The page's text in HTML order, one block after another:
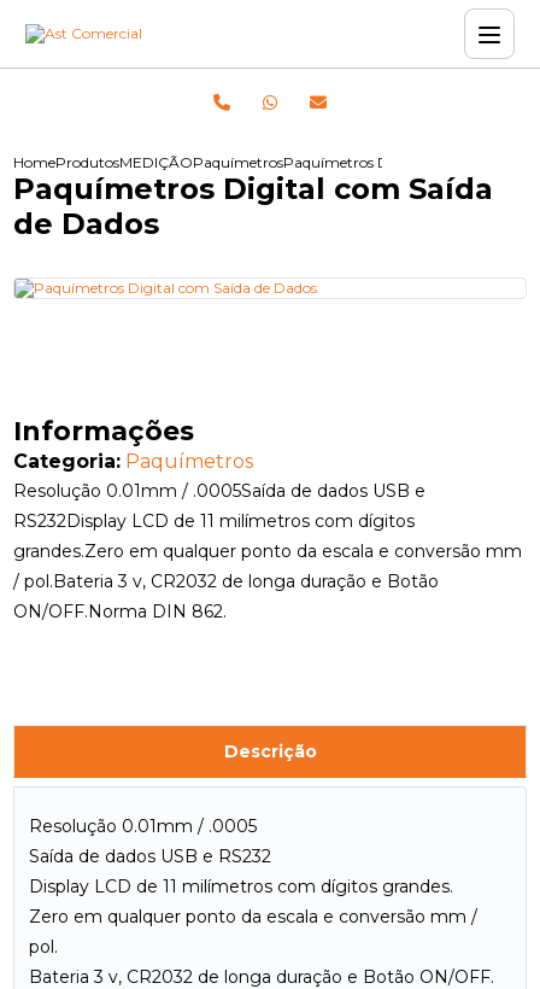
HomeProdutosMEDIÇÃOPaquímetrosPaquímetros Digital com Saída de
Paquímetros Digital com Saída
de Dados
Informações
Categoria: Paquímetros
Resolução 0.01mm / .0005Saída de dados USB e
RS232Display LCD de 11 milímetros com dígitos
grandes.Zero em qualquer ponto da escala e conversão mm
/ pol.Bateria 3 v, CR2032 de longa duração e Botão
ON/OFF.Norma DIN 862.
Descrição
Resolução 0.01mm / .0005
Saída de dados USB e RS232
Display LCD de 11 milímetros com dígitos grandes.
Zero em qualquer ponto da escala e conversão mm /
pol.
Bateria 3 v, CR2032 de longa duração e Botão ON/OFF.